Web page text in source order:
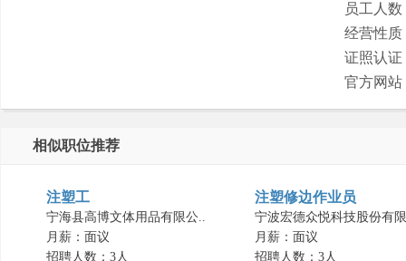
员工人数
经营性质
证照认证
官方网站
相似职位推荐
注塑工
宁海县高博文体用品有限公..
月薪：面议
招聘人数：3人
注塑修边作业员
宁波宏德众悦科技股份有
月薪：面议
招聘人数：3人